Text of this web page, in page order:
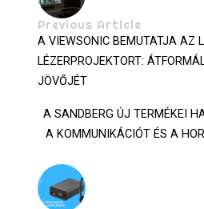
Previous Article
A VIEWSONIC BEMUTATJA AZ
LÉZERPROJEKTORT:
JÖVŐJÉT
A SANDBERG ÚJ TERMÉKEI
A KOMMUNIKÁCIÓT ÉS A